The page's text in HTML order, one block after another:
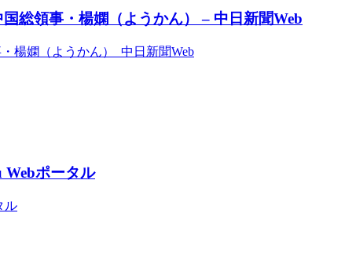
総領事・楊嫻（ようかん） – 中日新聞Web
楊嫻（ようかん） 中日新聞Web
Webポータル
ル